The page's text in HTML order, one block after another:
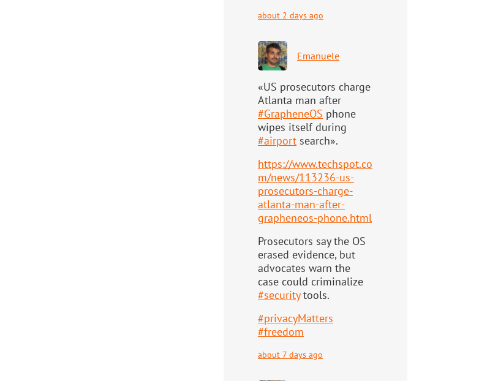
about 2 days ago
Emanuele
«US prosecutors charge
Atlanta man after
#GrapheneOS phone
wipes itself during
#airport search».
https://www.techspot.co
m/news/113236-us-
prosecutors-charge-
atlanta-man-after-
grapheneos-phone.html
Prosecutors say the OS
erased evidence, but
advocates warn the
case could criminalize
#securitytools.
#privacyMatters
#freedom
about 7 days ago